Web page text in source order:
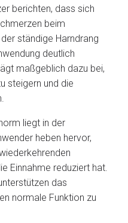
berichten, dass sich
beim
ständige Harndrang
deutlich
maßgeblich dazu bei,
steigern und die
liegt in der
heben hervor,
Einnahme reduziert hat.
das
normale Funktion zu